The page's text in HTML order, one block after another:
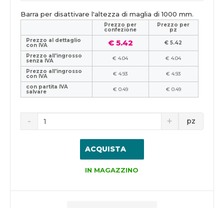
Barra per disattivare l'altezza di maglia di 1000 mm.
Prezzo per
confezione
Prezzo per
pz
Prezzo al dettaglio
con IVA € 5.42
€ 5.42
Prezzo all'ingrosso
senza IVA € 4.04
€ 4.04
Prezzo all'ingrosso
con IVA € 4.93
€ 4.93
con partita IVA
salvare € 0.49 € 0.49
pz
ACQUISTA
IN MAGAZZINO